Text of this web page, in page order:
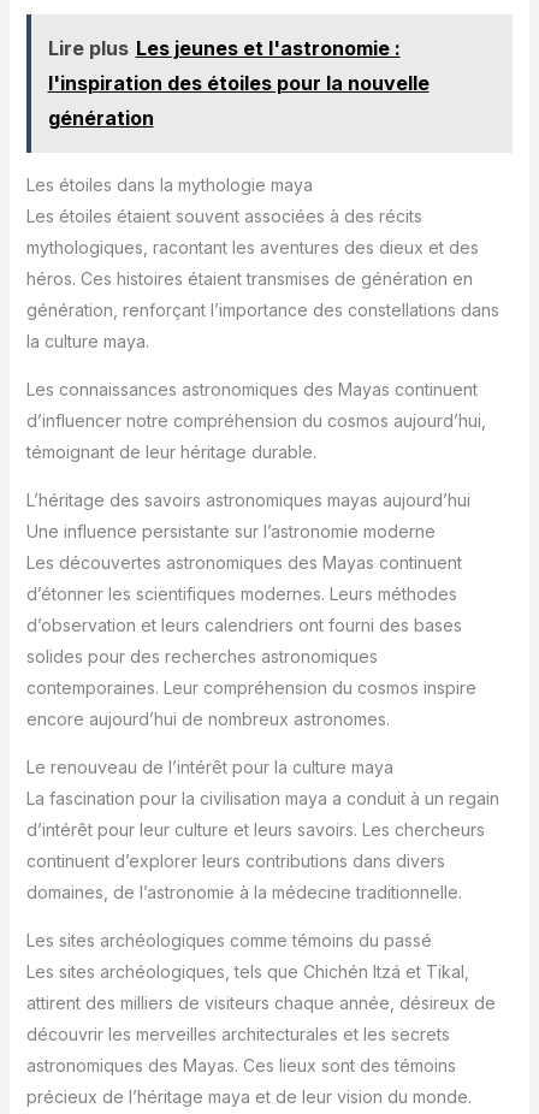
Lire plus Les jeunes et l'astronomie :
l'inspiration des étoiles pour la nouvelle
génération
Les étoiles dans la mythologie maya
Les étoiles étaient souvent associées à des récits
mythologiques, racontant les aventures des dieux et des
héros. Ces histoires étaient transmises de génération en
génération, renforçant l’importance des constellations dans
la culture maya.
Les connaissances astronomiques des Mayas continuent
d’influencer notre compréhension du cosmos aujourd’hui,
témoignant de leur héritage durable.
L’héritage des savoirs astronomiques mayas aujourd’hui
Une influence persistante sur l’astronomie moderne
Les découvertes astronomiques des Mayas continuent
d’étonner les scientifiques modernes. Leurs méthodes
d’observation et leurs calendriers ont fourni des bases
solides pour des recherches astronomiques
contemporaines. Leur compréhension du cosmos inspire
encore aujourd’hui de nombreux astronomes.
Le renouveau de l’intérêt pour la culture maya
La fascination pour la civilisation maya a conduit à un regain
d’intérêt pour leur culture et leurs savoirs. Les chercheurs
continuent d’explorer leurs contributions dans divers
domaines, de l’astronomie à la médecine traditionnelle.
Les sites archéologiques comme témoins du passé
Les sites archéologiques, tels que Chichén Itzá et Tikal,
attirent des milliers de visiteurs chaque année, désireux de
découvrir les merveilles architecturales et les secrets
astronomiques des Mayas. Ces lieux sont des témoins
précieux de l’héritage maya et de leur vision du monde.